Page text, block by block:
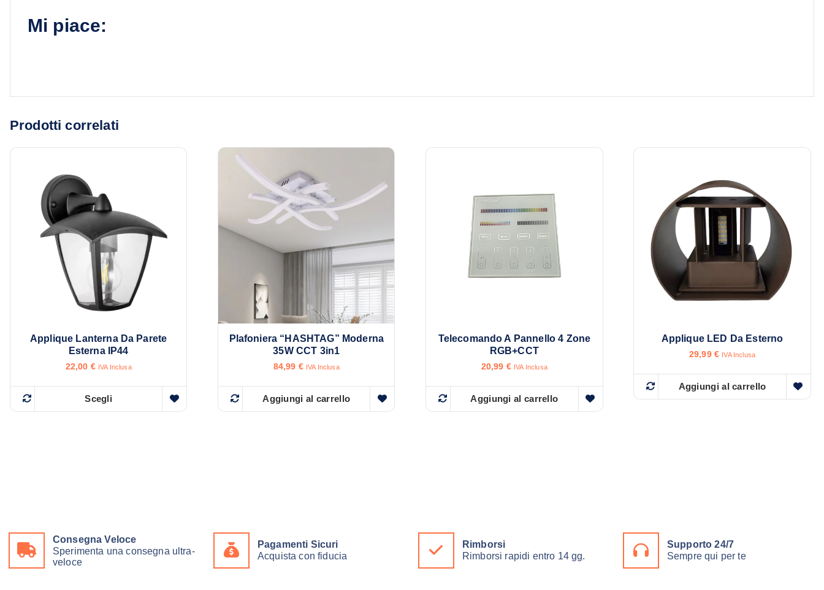
Mi piace:
Prodotti correlati
Applique Lanterna Da Parete
Esterna IP44
22,00 € IVA Inclusa
Scegli
Q
o
d
Plafoniera “HASHTAG” Moderna
35W CCT 3in1
84,99 € IVA Inclusa
Aggiungi al carrello
Telecomando A Pannello 4 Zone
RGB+CCT
20,99 € IVA Inclusa
Aggiungi al carrello
Applique LED Da Esterno
29,99 € IVA Inclusa
Aggiungi al carrello
Consegna Veloce
Sperimenta una consegna ultra-
veloce
Pagamenti Sicuri
Acquista con fiducia
Rimborsi
Rimborsi rapidi entro 14 gg.
Supporto 24/7
Sempre qui per te